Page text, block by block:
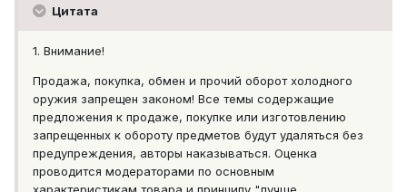
Цитата
1. Внимание!
Продажа, покупка, обмен и прочий оборот холодного
оружия запрещен законом! Все темы содержащие
предложения к продаже, покупке или изготовлению
запрещенных к обороту предметов будут удаляться без
предупреждения, авторы наказываться. Оценка
проводится модераторами по основным